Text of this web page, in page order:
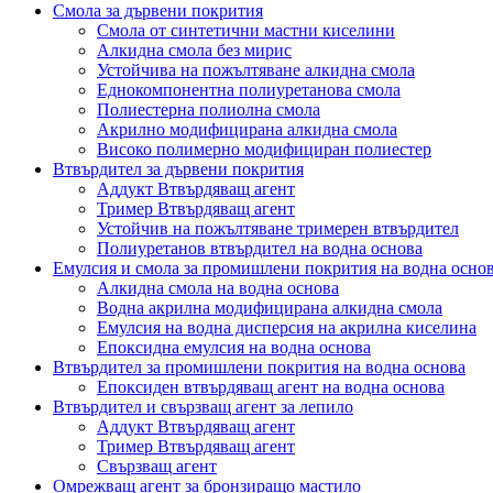
Смола за дървени покрития
Смола от синтетични мастни киселини
Алкидна смола без мирис
Устойчива на пожълтяване алкидна смола
Еднокомпонентна полиуретанова смола
Полиестерна полиолна смола
Акрилно модифицирана алкидна смола
Високо полимерно модифициран полиестер
Втвърдител за дървени покрития
Аддукт Втвърдяващ агент
Тример Втвърдяващ агент
Устойчив на пожълтяване тримерен втвърдител
Полиуретанов втвърдител на водна основа
Емулсия и смола за промишлени покрития на водна
Алкидна смола на водна основа
Водна акрилна модифицирана алкидна смола
Емулсия на водна дисперсия на акрилна киселина
Епоксидна емулсия на водна основа
Втвърдител за промишлени покрития на водна основа
Епоксиден втвърдяващ агент на водна основа
Втвърдител и свързващ агент за лепило
Аддукт Втвърдяващ агент
Тример Втвърдяващ агент
Свързващ агент
Омрежващ агент за бронзиращо мастило